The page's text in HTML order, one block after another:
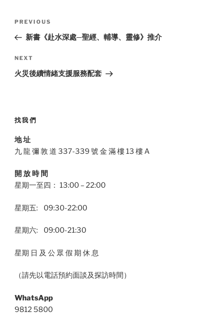
navigation
Previous
Post
PREVIOUS
新書《赴水深處─聖經、輔導、靈修》推介
Next
Post
NEXT
火災後續情緒支援服務配套
找我們
地 址
九 龍 彌 敦 道 337-339 號 金 滿 樓 13 樓 A
開 放 時 間
星期一至四： 13:00 – 22:00
星期五: 09:30-22:00
星期六: 09:00-21:30
星期 日 及 公 眾 假 期 休 息
（請先以電話預約面談及探訪時間）
WhatsApp
9812 5800